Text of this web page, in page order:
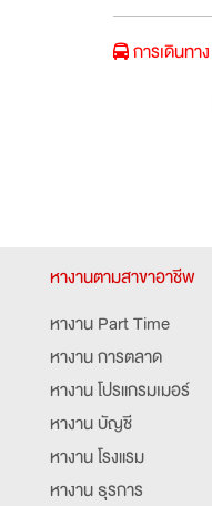
การเดินทาง
หางานตามสาขาอาชีพ
หางาน Part Time
หางาน การตลาด
หางาน โปรแกรมเมอร์
หางาน บัญชี
หางาน โรงแรม
หางาน ธุรการ